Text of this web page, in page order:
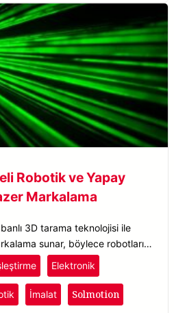
Robotik ve Yapay
Markalama
3D tarama teknolojisi ile
sunar, böylece robotların
konumlandırarak nesneleri
sağlar.
Elektronik
İmalat Solmotion